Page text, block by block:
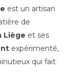
est un artisan
de
Liège et ses
expérimenté,
qui fait